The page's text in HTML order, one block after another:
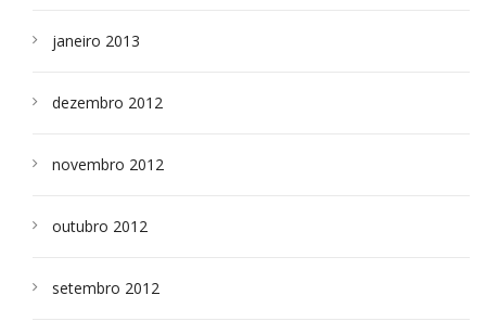
janeiro 2013
dezembro 2012
novembro 2012
outubro 2012
setembro 2012